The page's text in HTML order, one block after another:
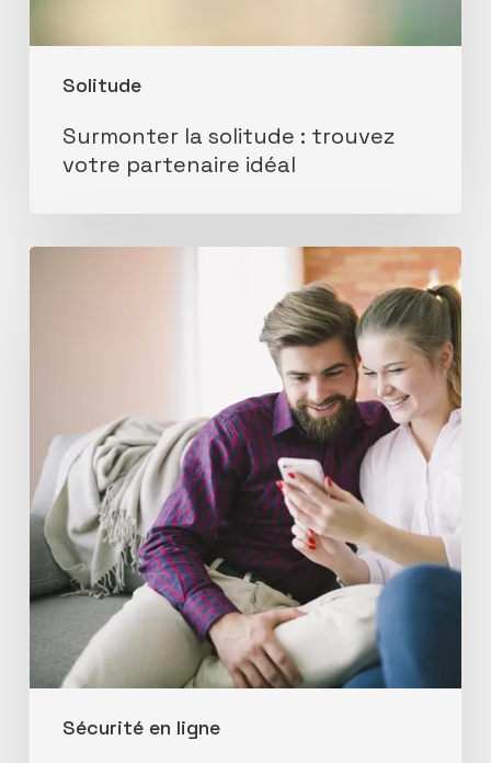
Solitude
Surmonter la solitude : trouvez
votre partenaire idéal
Sécurité en ligne
sécurisez
vos
rencontres
en
ligne